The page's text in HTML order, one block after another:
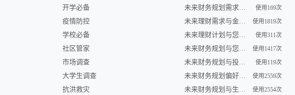
开学必备
疫情防控
学校必备
社区管家
市场调查
大学生调查
抗洪救灾
未来财务规划需求调查 使用169次
未来理财需求与金融形势调查 使用1819次
未来理财计划与您共享 | 金融服务调查 使用311次
未来财务规划与您——一场智慧之旅 使用1417次
未来财务规划与投资展望调查 使用119次
未来财务规划偏好及理财趋势调查 使用2559次
未来财务规划与生活愿景调查 使用2554次